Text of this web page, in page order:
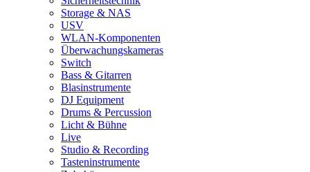
Storage & NAS
USV
WLAN-Komponenten
Überwachungskameras
Switch
Bass & Gitarren
Blasinstrumente
DJ Equipment
Drums & Percussion
Licht & Bühne
Live
Studio & Recording
Tasteninstrumente